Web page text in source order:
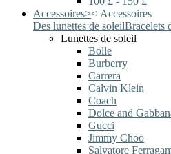
Accessoires>< Accessoires
Des lunettes de soleilBracelets
Lunettes de soleil
Bolle
Burberry
Carrera
Calvin Klein
Coach
Dolce and
Gucci
Jimmy Choo
Salvatore